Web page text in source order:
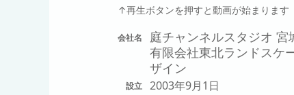
↑再生ボタンを押すと動画が始まります
会社名
庭チャンネルスタジオ 宮
有限会社東北ランドスケ
ザイン
設立 2003年9月1日